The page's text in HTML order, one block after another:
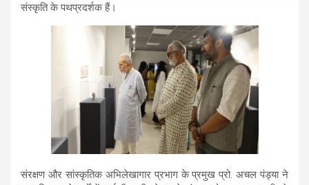
संस्कृति के पथप्रदर्शक हैं।
संरक्षण और सांस्कृतिक अभिलेखागार प्रभाग के प्रमुख प्रो. अचल पंड्या ने